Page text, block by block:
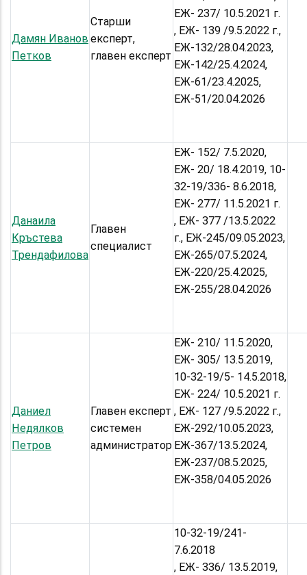
Дамян Иванов
Петков
Старши
експерт,
главен експерт
ЕЖ- 237/ 10.5.2021 г.
, ЕЖ- 139 /9.5.2022 г.,
ЕЖ-132/28.04.2023,
ЕЖ-142/25.4.2024,
ЕЖ-61/23.4.2025,
ЕЖ-51/20.04.2026
Данаила
Кръстева
Трендафилова
Главен
специалист
ЕЖ- 152/ 7.5.2020,
ЕЖ- 20/ 18.4.2019, 10-
32-19/336- 8.6.2018,
ЕЖ- 277/ 11.5.2021 г.
, ЕЖ- 377 /13.5.2022
г., ЕЖ-245/09.05.2023,
ЕЖ-265/07.5.2024,
ЕЖ-220/25.4.2025,
ЕЖ-255/28.04.2026
Даниел
Недялков
Петров
Главен експерт
системен
администратор
ЕЖ- 210/ 11.5.2020,
ЕЖ- 305/ 13.5.2019,
10-32-19/5- 14.5.2018,
ЕЖ- 224/ 10.5.2021 г.
, ЕЖ- 127 /9.5.2022 г.,
ЕЖ-292/10.05.2023,
ЕЖ-367/13.5.2024,
ЕЖ-237/08.5.2025,
ЕЖ-358/04.05.2026
10-32-19/241-
7.6.2018
, ЕЖ- 336/ 13.5.2019,